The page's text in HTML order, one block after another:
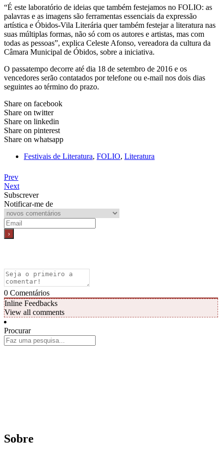
“É este laboratório de ideias que também festejamos no FOLIO: as
palavras e as imagens são ferramentas essenciais da expressão
artística e Óbidos-Vila Literária quer também festejar a literatura nas
suas múltiplas formas, não só com os autores e artistas, mas com
todas as pessoas”, explica Celeste Afonso, vereadora da cultura da
Câmara Municipal de Óbidos, sobre a iniciativa.
O passatempo decorre até dia 18 de setembro de 2016 e os
vencedores serão contatados por telefone ou e-mail nos dois dias
seguintes ao término do prazo.
Share on facebook
Share on twitter
Share on linkedin
Share on pinterest
Share on whatsapp
Festivais de Literatura, FOLIO, Literatura
Prev
Next
Subscrever
Notificar-me de
0 Comentários
Inline Feedbacks
View all comments
Procurar
Sobre